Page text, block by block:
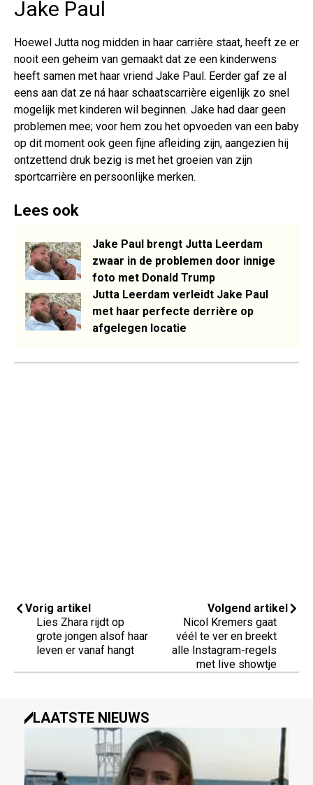
Jake Paul
Hoewel Jutta nog midden in haar carrière staat, heeft ze er
nooit een geheim van gemaakt dat ze een kinderwens
heeft samen met haar vriend Jake Paul. Eerder gaf ze al
eens aan dat ze ná haar schaatscarrière eigenlijk zo snel
mogelijk met kinderen wil beginnen. Jake had daar geen
problemen mee; voor hem zou het opvoeden van een baby
op dit moment ook geen fijne afleiding zijn, aangezien hij
ontzettend druk bezig is met het groeien van zijn
sportcarrière en persoonlijke merken.
Lees ook
Jake Paul brengt Jutta Leerdam
zwaar in de problemen door innige
foto met Donald Trump
Jutta Leerdam verleidt Jake Paul
met haar perfecte derrière op
afgelegen locatie
Vorig artikel
Lies Zhara rijdt op
grote jongen alsof haar
leven er vanaf hangt
Volgend artikel
Nicol Kremers gaat
véél te ver en breekt
alle Instagram-regels
met live showtje
LAATSTE NIEUWS